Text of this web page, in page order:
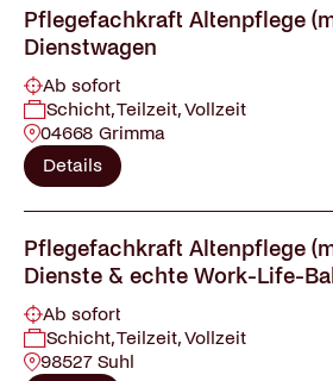
Pflegefachkraft Altenpflege
Dienstwagen
Ab sofort
Schicht, Teilzeit, Vollzeit
04668 Grimma
Details
Pflegefachkraft Altenpflege
Dienste & echte Work-Life-
Ab sofort
Schicht, Teilzeit, Vollzeit
98527 Suhl